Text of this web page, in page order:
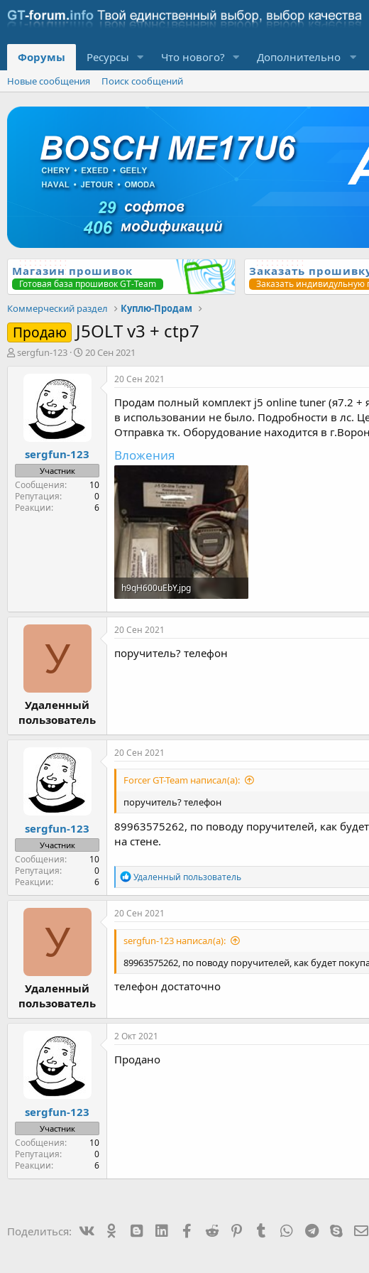
Форумы Ресурсы Что нового? Дополнительно
Новые сообщения Поиск сообщений
Магазин прошивок
Готовая база прошивок GT-Team
Заказать
Заказать индивидульную
Коммерческий раздел Куплю-Продам
Продаю J5OLT v3 + ctp7
А
sergfun-123
Д
ч
л
а
20 Сен 2021
sergfun-123
Участник
Сообщения
10
Репутация
0
Реакции
6
20 Сен 2021
Продам полный комплект j5 online tuner (я7.2 +
в использовании не было. Подробности в лс.
Отправка тк. Оборудование находится в
Вложения
h9qH600uEbY.jpg
155.6 KB · Просмотры: 23
У
Удаленный
пользователь
20 Сен 2021
поручитель? телефон
sergfun-123
Участник
Сообщения
10
Репутация
0
Реакции
6
20 Сен 2021
Forcer GT-Team написал(а):
поручитель? телефон
89963575262, по поводу поручителей, как
на стене.
Р
е
а
к
и
Удаленный пользователь
У
Удаленный
пользователь
20 Сен 2021
sergfun-123 написал(а):
89963575262, по поводу поручителей, как будет
телефон достаточно
sergfun-123
Участник
Сообщения
10
Репутация
0
Реакции
6
2 Окт 2021
Продано
Поделиться: Vk Ok mes_blogger
Linked InFacebook
Reddit PinterestTumblr WhatsAppTelegram
Skype